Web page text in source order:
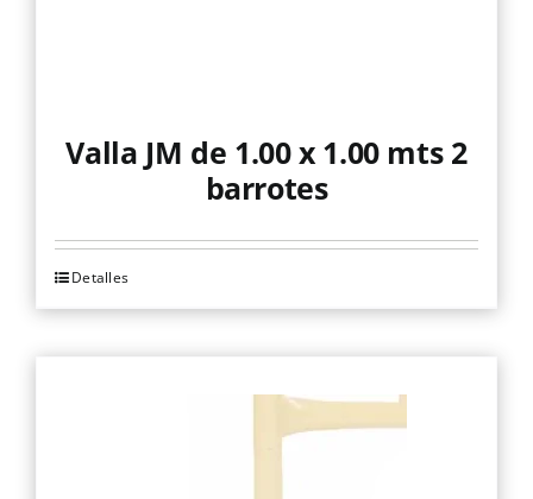
Valla JM de 1.00 x 1.00 mts 2
barrotes
Detalles